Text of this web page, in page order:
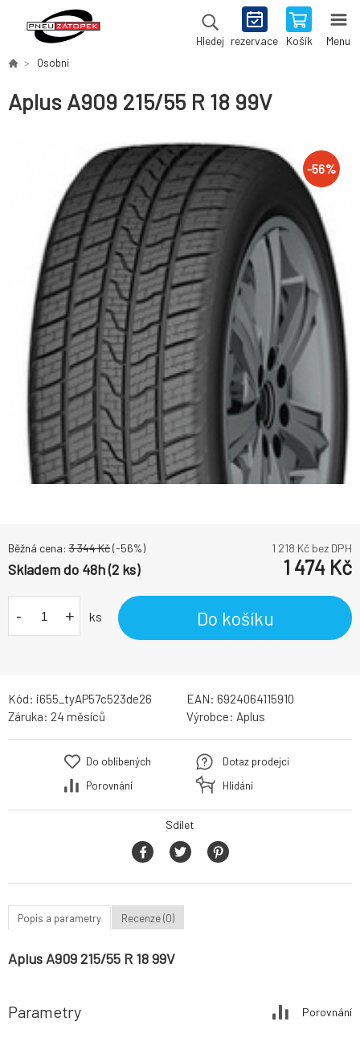
Hledej rezervace Košík Menu
Osobní
Aplus A909 215/55 R 18 99V
-56%
Běžná cena: 3 344Kč(-56%) 1 218 Kč bez DPH
Skladem do 48h (2 ks) 1 474 Kč
- + ks Do košíku
Kód: i655_tyAP57c523de26 EAN: 6924064115910
Záruka: 24 měsíců Výrobce: Aplus
Do oblíbených
Porovnání
Dotaz prodejci
Hlídání
Sdílet
Popis a parametry Recenze (0)
Aplus A909 215/55 R 18 99V
Parametry Porovnání